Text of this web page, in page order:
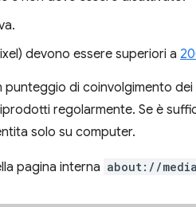
devono essere superiori a
di coinvolgimento
regolarmente. Se è
solo su computer.
pagina interna about://